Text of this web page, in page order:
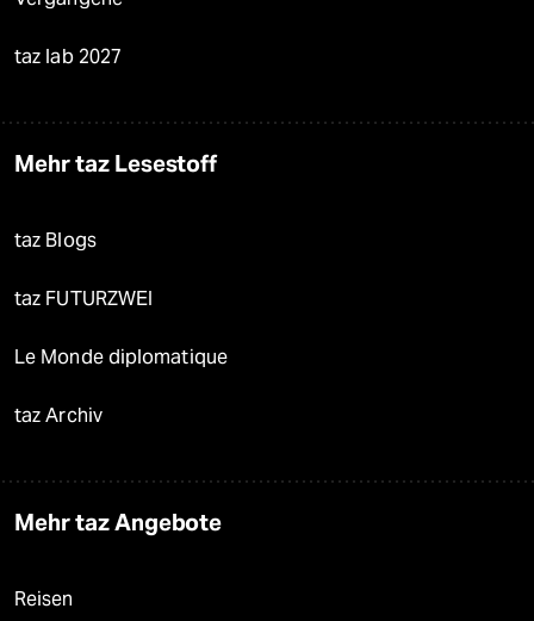
taz lab 2027
Mehr taz Lesestoff
taz Blogs
taz FUTURZWEI
Le Monde diplomatique
taz Archiv
Mehr taz Angebote
Reisen